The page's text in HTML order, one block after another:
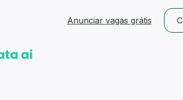
Anunciar vagas grátis